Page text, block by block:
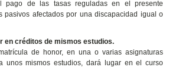
pago de las tasas reguladas en el presente
pasivos afectados por una discapacidad igual o
en créditos de mismos estudios.
de honor, en una o varias asignaturas
unos mismos estudios, dará lugar en el curso